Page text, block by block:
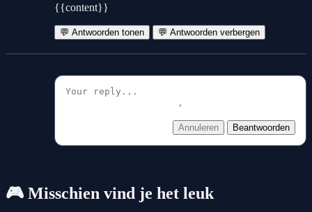
{{content}}
💬 Antwoorden tonen 💬 Antwoorden verbergen
Annuleren Beantwoorden
🎮 Misschien vind je het leuk